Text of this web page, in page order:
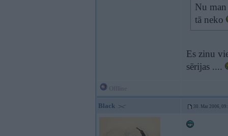
Nu
tā neko
Es zinu
sērijas ....
Black 30. Mar 2006,